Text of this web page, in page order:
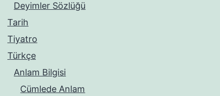
Deyimler Sözlüğü
Tarih
Tiyatro
Türkçe
Anlam Bilgisi
Cümlede Anlam